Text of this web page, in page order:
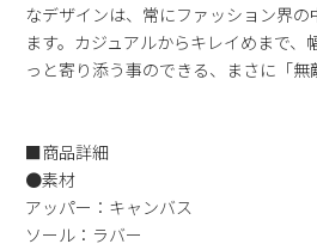
なデザインは、常にファッション界
ます。カジュアルからキレイめまで、
っと寄り添う事のできる、まさに「無
■商品詳細
●素材
アッパー：キャンバス
ソール：ラバー